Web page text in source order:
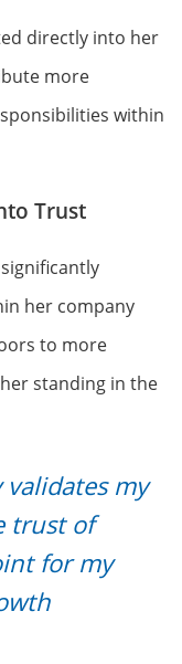
directly into her
more
within
Trust
her company
to more
standing in the
my
trust of
for my